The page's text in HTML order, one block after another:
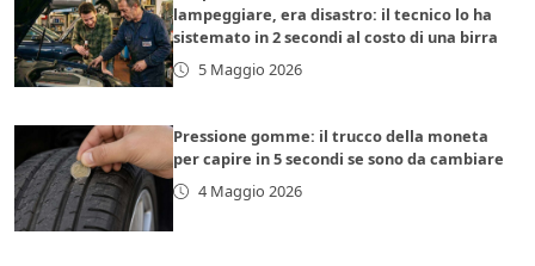
lampeggiare, era disastro: il tecnico lo ha
sistemato in 2 secondi al costo di una birra
5 Maggio 2026
Pressione gomme: il trucco della moneta
per capire in 5 secondi se sono da cambiare
4 Maggio 2026